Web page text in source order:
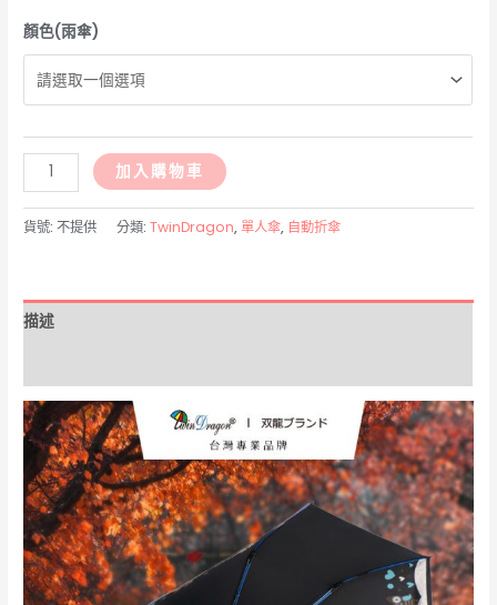
顏色(雨傘)
B6023-
貓
頭
溫
降
自
動
開
收
傘
數
量
加入購物車
貨號:不提供 分類:TwinDragon,單人傘, 自動折傘
描述